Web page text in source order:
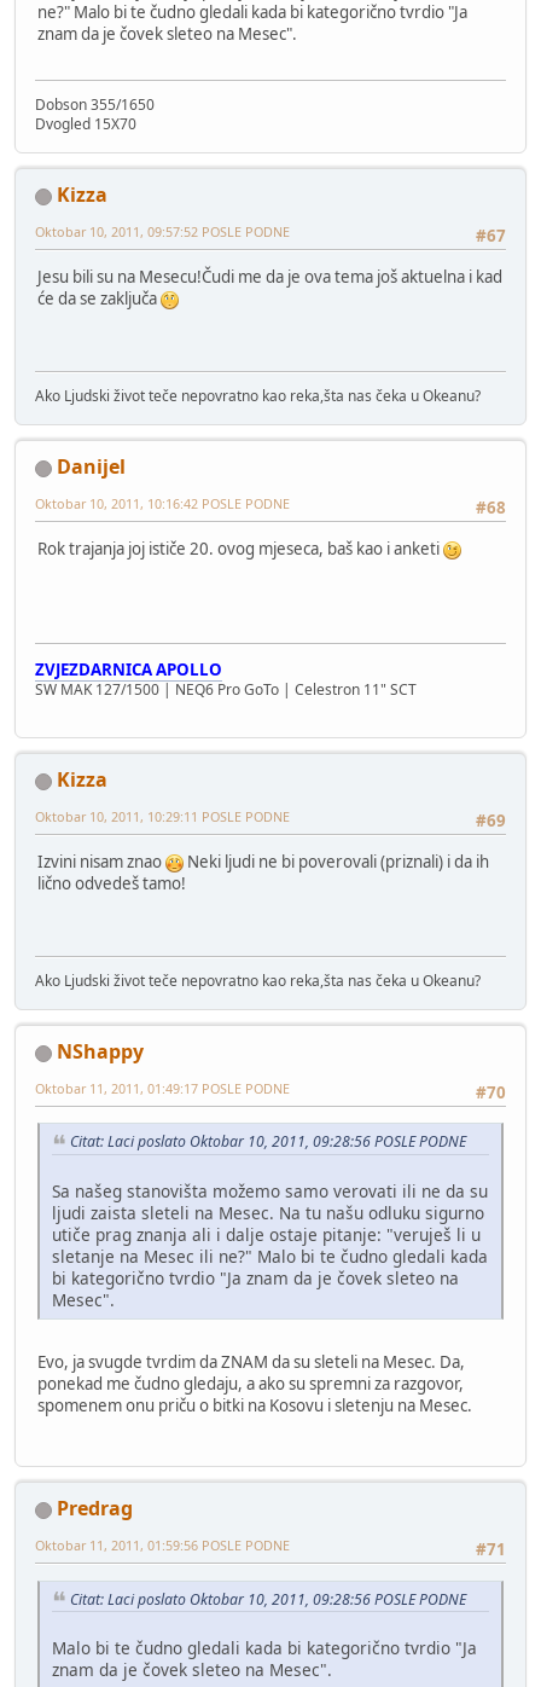
ne?" Malo bi te čudno gledali kada bi kategorično tvrdio "Ja
znam da je čovek sleteo na Mesec".
Dobson 355/1650
Dvogled 15X70
Kizza
#67
Oktobar 10, 2011, 09:57:52 POSLE PODNE
Jesu bili su na Mesecu!Čudi me da je ova tema još aktuelna i kad
će da se zaključa
Ako Ljudski život teče nepovratno kao reka,šta nas čeka u Okeanu?
Danijel
#68
Oktobar 10, 2011, 10:16:42 POSLE PODNE
Rok trajanja joj ističe 20. ovog mjeseca, baš kao i anketi
ZVJEZDARNICA APOLLO
SW MAK 127/1500 | NEQ6 Pro GoTo | Celestron 11" SCT
Kizza
#69
Oktobar 10, 2011, 10:29:11 POSLE PODNE
Izvini nisam znao
Neki ljudi ne bi poverovali (priznali) i da ih
lično odvedeš tamo!
Ako Ljudski život teče nepovratno kao reka,šta nas čeka u Okeanu?
NShappy
#70
Oktobar 11, 2011, 01:49:17 POSLE PODNE
Citat: Laci poslato Oktobar 10, 2011, 09:28:56 POSLE PODNE
Sa našeg stanovišta možemo samo verovati ili ne da su
ljudi zaista sleteli na Mesec. Na tu našu odluku sigurno
utiče prag znanja ali i dalje ostaje pitanje: "veruješ li u
sletanje na Mesec ili ne?" Malo bi te čudno gledali kada
bi kategorično tvrdio "Ja znam da je čovek sleteo na
Mesec".
Evo, ja svugde tvrdim da ZNAM da su sleteli na Mesec. Da,
ponekad me čudno gledaju, a ako su spremni za razgovor,
spomenem onu priču o bitki na Kosovu i sletenju na Mesec.
Predrag
#71
Oktobar 11, 2011, 01:59:56 POSLE PODNE
Citat: Laci poslato Oktobar 10, 2011, 09:28:56 POSLE PODNE
Malo bi te čudno gledali kada bi kategorično tvrdio "Ja
znam da je čovek sleteo na Mesec".